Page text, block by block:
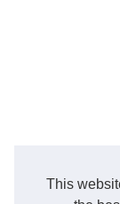
This